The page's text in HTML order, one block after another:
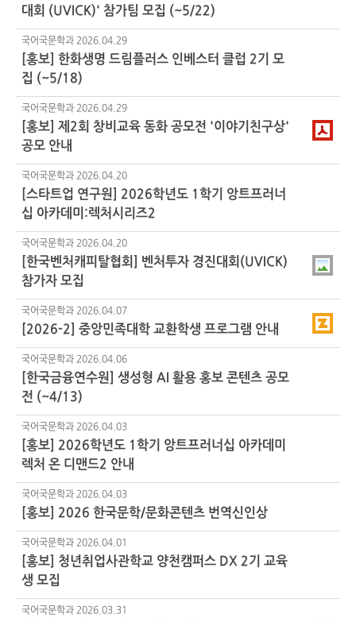
대회 (UVICK)' 참가팀 모집 (~5/22)
국어국문학과 2026.04.29
[홍보] 한화생명 드림플러스 인베스터 클럽 2기 모
집 (~5/18)
국어국문학과 2026.04.29
[홍보] 제2회 창비교육 동화 공모전 '이야기친구상'
공모 안내
국어국문학과 2026.04.20
[스타트업 연구원] 2026학년도 1학기 앙트프러너
십 아카데미:렉처시리즈2
국어국문학과 2026.04.20
[한국벤처캐피탈협회] 벤처투자 경진대회(UVICK)
참가자 모집
국어국문학과 2026.04.07
[2026-2] 중앙민족대학 교환학생 프로그램 안내
국어국문학과 2026.04.06
[한국금융연수원] 생성형 AI 활용 홍보 콘텐츠 공모
전 (~4/13)
국어국문학과 2026.04.03
[홍보] 2026학년도 1학기 앙트프러너십 아카데미
렉처 온 디맨드2 안내
국어국문학과 2026.04.03
[홍보] 2026 한국문학/문화콘텐츠 번역신인상
국어국문학과 2026.04.01
[홍보] 청년취업사관학교 양천캠퍼스 DX 2기 교육
생 모집
국어국문학과 2026.03.31